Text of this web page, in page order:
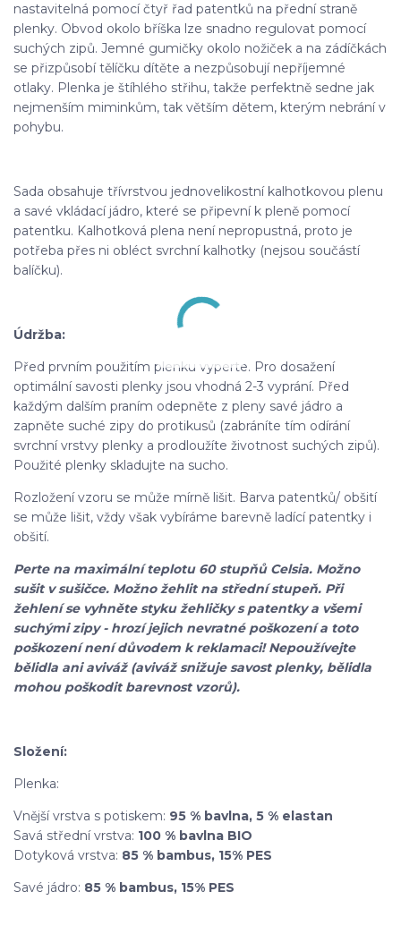
nastavitelná pomocí čtyř řad patentků na přední straně
plenky. Obvod okolo bříška lze snadno regulovat pomocí
suchých zipů. Jemné gumičky okolo nožiček a na zádíčkách
se přizpůsobí tělíčku dítěte a nezpůsobují nepříjemné
otlaky. Plenka je štíhlého střihu, takže perfektně sedne jak
nejmenším miminkům, tak větším dětem, kterým nebrání v
pohybu.
Sada obsahuje třívrstvou jednovelikostní kalhotkovou plenu
a savé vkládací jádro, které se připevní k pleně pomocí
patentku. Kalhotková plena není nepropustná, proto je
potřeba přes ni obléct svrchní kalhotky (nejsou součástí
balíčku).
Údržba:
Před prvním použitím plenku vyperte. Pro dosažení
optimální savosti plenky jsou vhodná 2-3 vyprání. Před
každým dalším praním odepněte z pleny savé jádro a
zapněte suché zipy do protikusů (zabráníte tím odírání
svrchní vrstvy plenky a prodloužíte životnost suchých zipů).
Použité plenky skladujte na sucho.
Rozložení vzoru se může mírně lišit. Barva patentků/ obšití
se může lišit, vždy však vybíráme barevně ladící patentky i
obšití.
Perte na maximální teplotu 60 stupňů Celsia. Možno
sušit v sušičce. Možno žehlit na střední stupeň. Při
žehlení se vyhněte styku žehličky s patentky a všemi
suchými zipy - hrozí jejich nevratné poškození a toto
poškození není důvodem k reklamaci! Nepoužívejte
bělidla ani aviváž (aviváž snižuje savost plenky, bělidla
mohou poškodit barevnost vzorů).
Složení:
Plenka:
Vnější vrstva s potiskem: 95 % bavlna, 5 % elastan
Savá střední vrstva: 100 % bavlna BIO
Dotyková vrstva: 85 % bambus, 15% PES
Savé jádro: 85 % bambus, 15% PES